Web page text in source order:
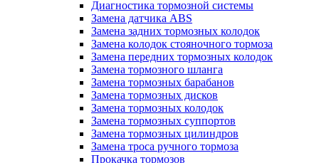
Диагностика тормозной системы
Замена датчика ABS
Замена задних тормозных колодок
Замена колодок стояночного тормоза
Замена передних тормозных колодок
Замена тормозного шланга
Замена тормозных барабанов
Замена тормозных дисков
Замена тормозных колодок
Замена тормозных суппортов
Замена тормозных цилиндров
Замена троса ручного тормоза
Прокачка тормозов